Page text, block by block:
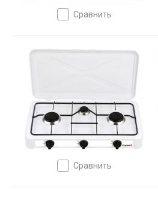
сравнить
сравнить